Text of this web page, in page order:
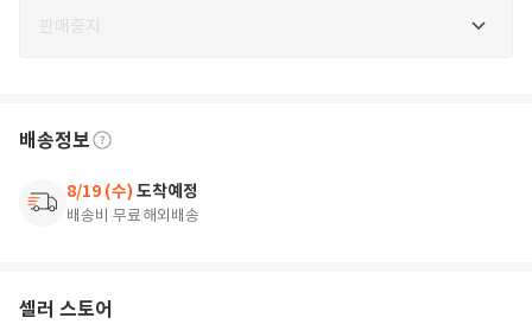
판매중지
배송정보
8/19 (수) 도착예정
배송비 무료해외배송
셀러 스토어